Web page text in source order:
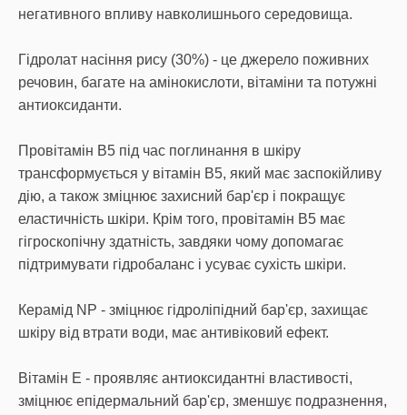
негативного впливу навколишнього середовища.
Гідролат насіння рису (30%) - це джерело поживних
речовин, багате на амінокислоти, вітаміни та потужні
антиоксиданти.
Провітамін В5 під час поглинання в шкіру
трансформується у вітамін B5, який має заспокійливу
дію, а також зміцнює захисний бар'єр і покращує
еластичність шкіри. Крім того, провітамін В5 має
гігроскопічну здатність, завдяки чому допомагає
підтримувати гідробаланс і усуває сухість шкіри.
Керамід NP - зміцнює гідроліпідний бар'єр, захищає
шкіру від втрати води, має антивіковий ефект.
Вітамін Е - проявляє антиоксидантні властивості,
зміцнює епідермальний бар'єр, зменшує подразнення,